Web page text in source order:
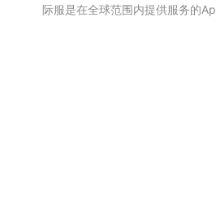
际服是在全球范围内提供服务的